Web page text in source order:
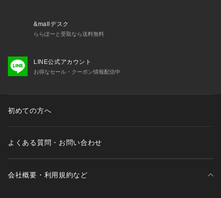
&mallデスク
ららぽーと受取なら送料無料
LINE公式アカウント
お得なセール・クーポン情報配信中
初めての方へ
よくある質問・お問い合わせ
会社概要・利用規約など